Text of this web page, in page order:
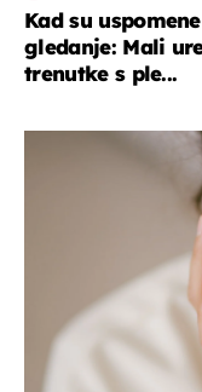
Kad su
gledanje: Mali
trenutke s ple...
moda & ljepota